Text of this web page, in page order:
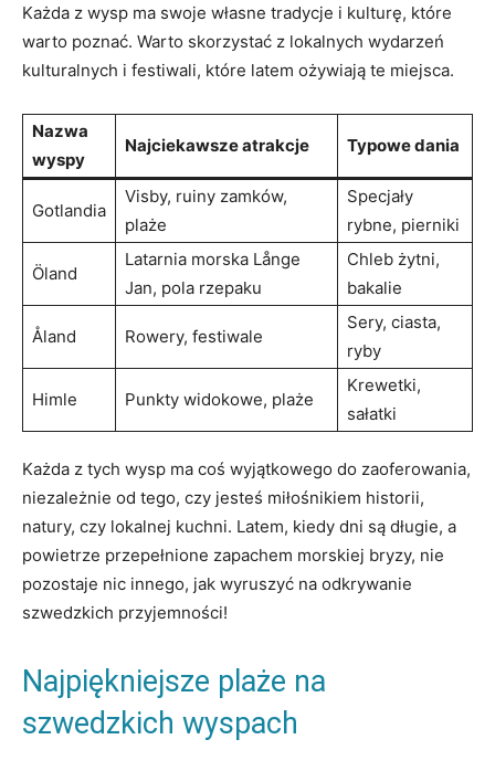
Każda z wysp ma swoje własne tradycje i kulturę, które
warto poznać. Warto skorzystać z lokalnych wydarzeń
kulturalnych i festiwali, które latem ożywiają te miejsca.
Nazwa
wyspy
Najciekawsze atrakcje Typowe dania
Gotlandia
Visby, ruiny zamków,
plaże
Specjały
rybne, pierniki
Öland
Latarnia morska Långe
Jan, pola rzepaku
Chleb żytni,
bakalie
Åland Rowery, festiwale
Sery, ciasta,
ryby
Himle Punkty widokowe, plaże
Krewetki,
sałatki
Każda z tych wysp ma coś wyjątkowego do zaoferowania,
niezależnie od tego, czy jesteś miłośnikiem historii,
natury, czy lokalnej kuchni. Latem, kiedy dni są długie, a
powietrze przepełnione zapachem morskiej bryzy, nie
pozostaje nic innego, jak wyruszyć na odkrywanie
szwedzkich przyjemności!
Najpiękniejsze plaże na
szwedzkich wyspach